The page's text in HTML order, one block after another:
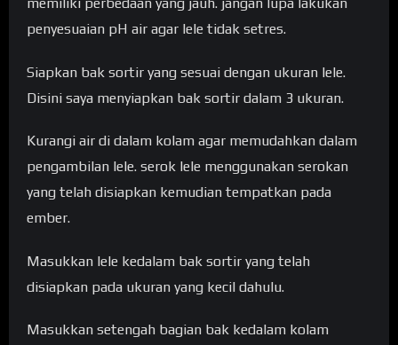
memiliki perbedaan yang jauh. jangan lupa lakukan
penyesuaian pH air agar lele tidak setres.
Siapkan bak sortir yang sesuai dengan ukuran lele.
Disini saya menyiapkan bak sortir dalam 3 ukuran.
Kurangi air di dalam kolam agar memudahkan dalam
pengambilan lele. serok lele menggunakan serokan
yang telah disiapkan kemudian tempatkan pada
ember.
Masukkan lele kedalam bak sortir yang telah
disiapkan pada ukuran yang kecil dahulu.
Masukkan setengah bagian bak kedalam kolam